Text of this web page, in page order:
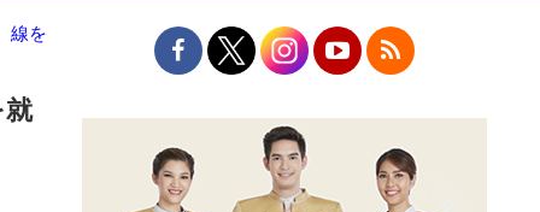
線を